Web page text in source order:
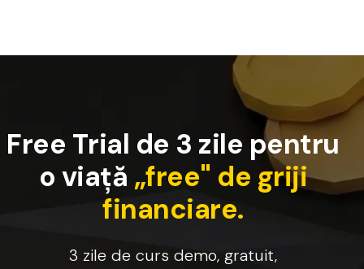
Free Trial de 3 zile pentru
o viață „free" de griji
financiare.
3 zile de curs demo, gratuit,